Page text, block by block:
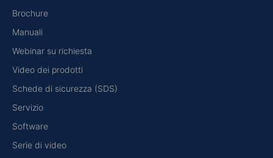
Brochure
Manuali
Webinar su richiesta
Video dei prodotti
Schede di sicurezza (SDS)
Servizio
Software
Serie di video